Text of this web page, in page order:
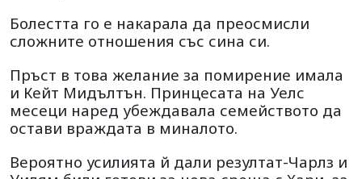
Болестта го е накарала да преосмисли
сложните отношения със сина си.
Пръст в това желание за помирение имала
и Кейт Мидълтън. Принцесата на Уелс
месеци наред убеждавала семейството да
остави враждата в миналото.
Вероятно усилията й дали резултат-Чарлз и